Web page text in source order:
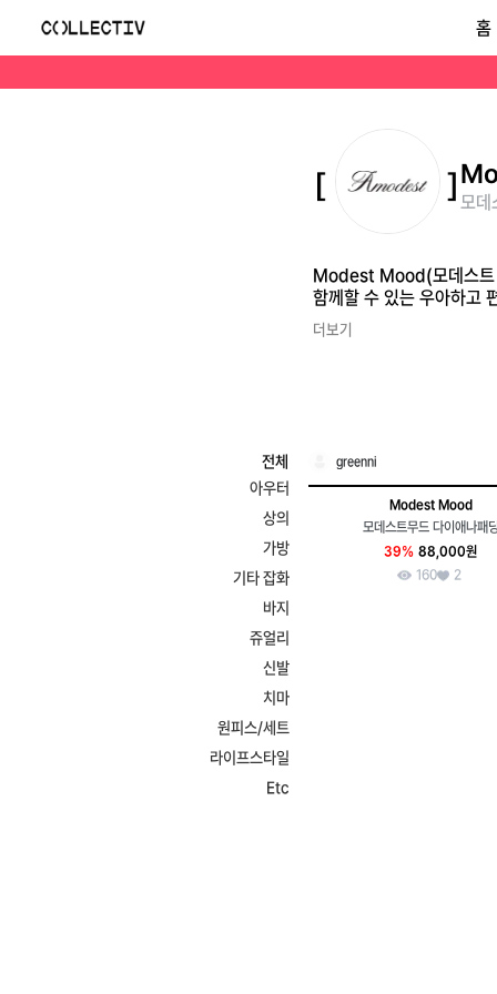
Modest Mood(모데스트 무드)는 2016년 서울에서 시작된 여성 디자이너 브랜드입니다. 간결한 실루엣과 서정적인 색감을 바탕으로, 옷장에서 오래도록 함께할 수 있
홈
모데
Modest Mood(모데스트
함께할 수 있는 우아하고
더보기
전체
아우터
상의
가방
기타 잡화
바지
쥬얼리
신발
치마
원피스/세트
라이프스타일
Etc
greenni
Modest Mood
모데스트무드 다이애나패딩
39% 88,000원
160
2